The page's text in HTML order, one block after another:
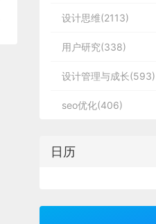
设计思维(2113)
用户研究(338)
设计管理与成长(593)
seo优化(406)
日历